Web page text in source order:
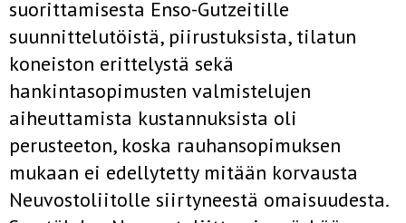
suorittami­sesta Enso-Gutzeitille
suunnittelutöistä, piirustuksista, tilatun
koneis­ton erittelystä sekä
hankintasopimusten valmistelujen
aiheuttamista kustannuksista oli
perusteeton, koska rauhansopimuksen
mukaan ei edellytetty mitään korvausta
Neuvostoliitolle siirtyneestä omaisuudesta.